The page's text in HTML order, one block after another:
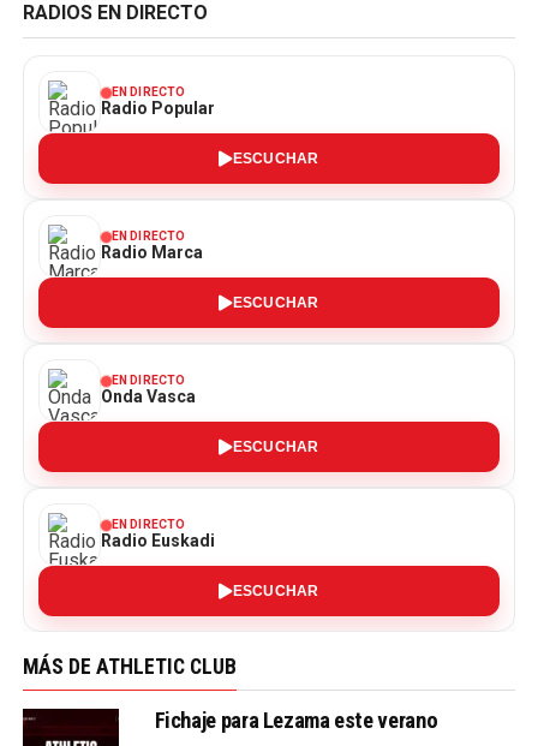
RADIOS EN DIRECTO
EN DIRECTO
Radio Popular
ESCUCHAR
EN DIRECTO
Radio Marca
ESCUCHAR
EN DIRECTO
Onda Vasca
ESCUCHAR
EN DIRECTO
Radio Euskadi
ESCUCHAR
MÁS DE ATHLETIC CLUB
Fichaje para Lezama este verano